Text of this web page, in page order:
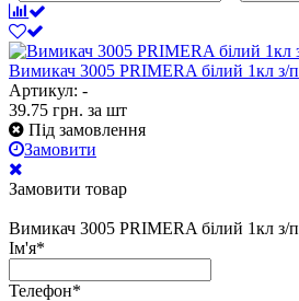
Вимикач 3005 PRIMERA білий 1кл з/п
Артикул: -
39.75 грн. за шт
Під замовлення
Замовити
Замовити товар
Вимикач 3005 PRIMERA білий 1кл з/п
Ім'я*
Телефон*